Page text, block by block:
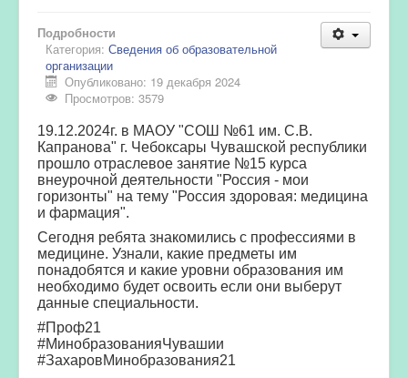
Подробности
Категория: Сведения об образовательной
организации
Опубликовано: 19 декабря 2024
Просмотров: 3579
19.12.2024г. в МАОУ "СОШ №61 им. С.В.
Капранова" г. Чебоксары Чувашской республики
прошло отраслевое занятие №15 курса
внеурочной деятельности "Россия - мои
горизонты" на тему "Россия здоровая: медицина
и фармация".
Сегодня ребята знакомились с профессиями в
медицине. Узнали, какие предметы им
понадобятся и какие уровни образования им
необходимо будет освоить если они выберут
данные специальности.
#Проф21
#МинобразованияЧувашии
#ЗахаровМинобразования21